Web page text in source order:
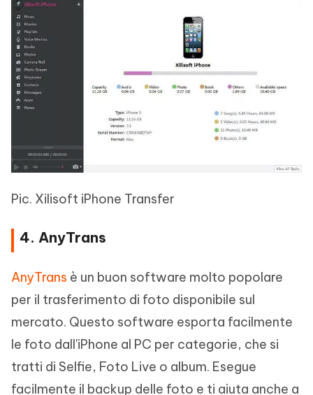
Pic. Xilisoft iPhone Transfer
4. AnyTrans
AnyTrans è un buon software molto popolare
per il trasferimento di foto disponibile sul
mercato. Questo software esporta facilmente
le foto dall'iPhone al PC per categorie, che si
tratti di Selfie, Foto Live o album. Esegue
facilmente il backup delle foto e ti aiuta anche a